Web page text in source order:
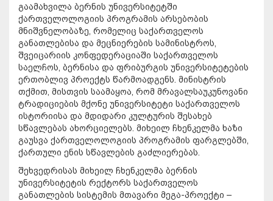
გაამახვილა ბერნის უნივერსიტეტში
ქართველოლოგიის პროგრამის არსებობის
მნიშვნელობაზე, რომელიც საქართველოს
განათლებისა და მეცნიერების სამინისტროს,
შვეიცარიის კონფედერაციაში საქართველოს
საელჩოს, ბერნისა და ფრიბურგის უნივერსიტეტების
ერთობლივ პროექტს წარმოადგენს. მინისტრის
თქმით, მისთვის საამაყოა, რომ მრავალსაუკუნოვანი
ტრადიციების მქონე უნივერსიტეტი საქართველოს
ისტორიისა და მდიდარი კულტურის შესახებ
სწავლებას ახორციელებს. მიხეილ ჩხენკელმა ხაზი
გაუსვა ქართველოლოგიის პროგრამის ფარგლებში,
ქართული ენის სწავლების გაძლიერებას.
შეხვედრისას მიხეილ ჩხენკელმა ბერნის
უნივერსიტეტის რექტორს საქართველოს
განათლების სისტემის მთავარი მეგა-პროექტი –